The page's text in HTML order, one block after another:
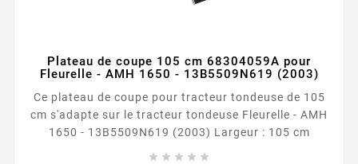
Plateau de coupe 105 cm 68304059A pour
Fleurelle - AMH 1650 - 13B5509N619 (2003)
Ce plateau de coupe pour tracteur tondeuse de 105
cm s'adapte sur le tracteur tondeuse Fleurelle - AMH
1650 - 13B5509N619 (2003) Largeur : 105 cm
    